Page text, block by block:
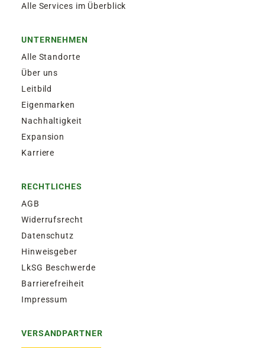
Alle Services im Überblick
UNTERNEHMEN
Alle Standorte
Über uns
Leitbild
Eigenmarken
Nachhaltigkeit
Expansion
Karriere
RECHTLICHES
AGB
Widerrufsrecht
Datenschutz
Hinweisgeber
LkSG Beschwerde
Barrierefreiheit
Impressum
VERSANDPARTNER